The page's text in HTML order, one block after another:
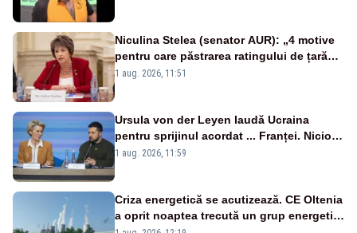
Niculina Stelea (senator AUR): „4 motive
pentru care păstrarea ratingului de țară
nu este o reușită pentru Guvernul
1 aug. 2026, 11:51
Ursula von der Leyen laudă Ucraina
pentru sprijinul acordat ... Franței. Nicio
reacție privind ajutorul energetic promis
1 aug. 2026, 11:59
Criza energetică se acutizează. CE Oltenia
a oprit noaptea trecută un grup energetic